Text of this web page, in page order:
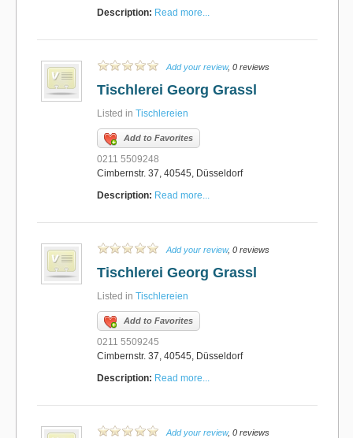
Description: Read more...
Add your review, 0 reviews
Tischlerei Georg Grassl
Listed in Tischlereien
Add to Favorites
0211 5509248
Cimbernstr. 37, 40545, Düsseldorf
Description: Read more...
Add your review, 0 reviews
Tischlerei Georg Grassl
Listed in Tischlereien
Add to Favorites
0211 5509245
Cimbernstr. 37, 40545, Düsseldorf
Description: Read more...
Add your review, 0 reviews